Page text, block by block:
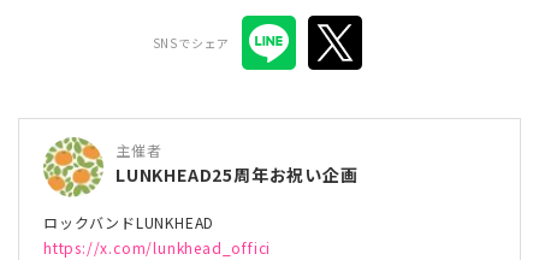
SNSでシェア
主催者
LUNKHEAD25周年お祝い企画
ロックバンドLUNKHEAD
https://x.com/lunkhead_offici